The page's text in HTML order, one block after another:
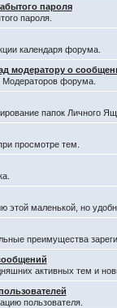
пароля
пароля.
календаря форума.
модератору о
Модераторов форума.
папок Личного
просмотре тем.
этой маленькой, но
преимущества
активных тем и
пользователя.